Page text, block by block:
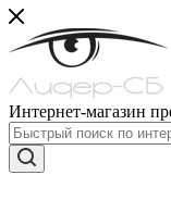
Интернет-магазин